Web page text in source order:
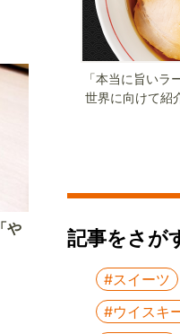
や
「本当に旨いラ
世界に向けて紹
記事をさが
#スイーツ
#ウイスキ